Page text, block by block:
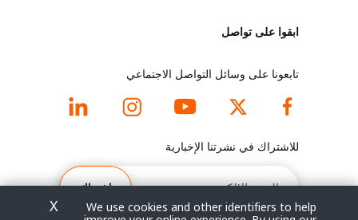
o
n
d
f
o
o
t
ابقوا على تواصل
تابعونا على وسائل التواصل الاجتماعي
للاشتراك في نشرتنا الإخبارية
البريد
الإلكتروني
اشتراك
We use cookies and other identifiers to help
X